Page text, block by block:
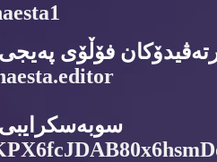
فۆڵۆی
سوبه‌سكرایبی